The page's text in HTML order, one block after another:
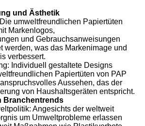
und Ästhetik
umweltfreundlichen Papiertüten
Markenlogos,
und Gebrauchsanweisungen
werden, was das Markenimage und
verbessert.
Individuell gestaltete Designs
Papiertüten von PAP
Aussehen, das der
von Haushaltsgeräten entspricht.
Branchentrends
Angesichts der weltweit
um Umweltprobleme erlassen